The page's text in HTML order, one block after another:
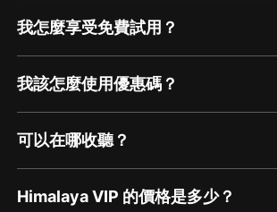
我怎麼享受免費試用？
我該怎麼使用優惠碼？
可以在哪收聽？
Himalaya VIP 的價格是多少？